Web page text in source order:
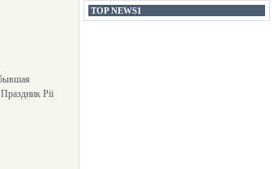
Праздник Pii
TOP NEWS1